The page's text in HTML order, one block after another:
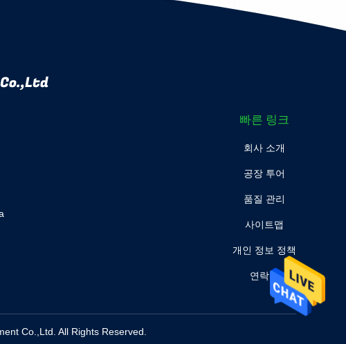
빠른 링크
회사 소개
공장 투어
품질 관리
사이트맵
개인 정보 정책
연락처
Co.,Ltd. All Rights Reserved.